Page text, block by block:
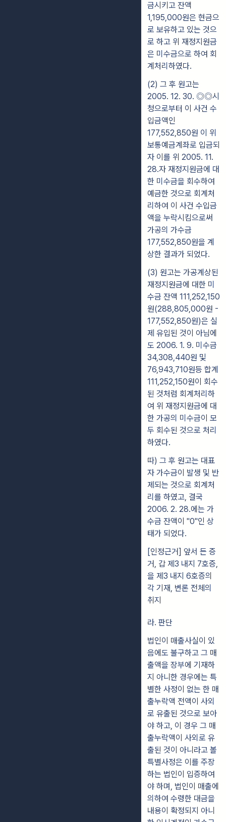
금시키고 잔액
1,195,000원은 현금으
로 보유하고 있는 것으
로 하고 위 재정지원금
은 미수금으로 하여 회
계처리하였다.
(2) 그 후 원고는
2005. 12. 30. ◎◎시
청으로부터 이 사건 수
입금액인
177,552,850원 이 위
보통예금계좌로 입금되
자 이를 위 2005. 11.
28.자 재정지원금에 대
한 미수금을 회수하여
예금한 것으로 회계처
리하여 이 사건 수입금
액을 누락시킴으로써
가공의 가수금
177,552,850원을 계
상한 결과가 되었다.
(3) 원고는 가공계상된
재정지원금에 대한 미
수금 잔액 111,252,150
원(288,805,000원 -
177,552,850원)은 실
제 유입된 것이 아님에
도 2006. 1. 9. 미수금
34,308,440원 및
76,943,710원등 합계
111,252,150원이 회수
된 것처럼 회계처리하
여 위 재정지원금에 대
한 가공의 미수금이 모
두 회수된 것으로 처리
하였다.
따) 그 후 원고는 대표
자 가수금이 발생 및 반
제되는 것으로 회계처
리를 하였고, 결국
2006. 2. 28.에는 가
수금 잔액이 "0"인 상
태가 되었다.
[인정근거] 앞서 든 증
거, 갑 제3 내지 7호증,
을 제3 내지 6호증의
각 기재, 변론 전체의
취지
라. 판단
법인이 매출사실이 있
음에도 불구하고 그 매
출액을 장부에 기재하
지 아니한 경우에는 특
별한 사정이 없는 한 매
출누락액 전액이 사외
로 유출된 것으로 보아
야 하고, 이 경우 그 매
출누락액이 사외로 유
출된 것이 아니라고 볼
특별사정은 이를 주장
하는 법인이 입증하여
야 하며, 법인이 매출에
의하여 수령한 대금을
내용이 확정되지 아니